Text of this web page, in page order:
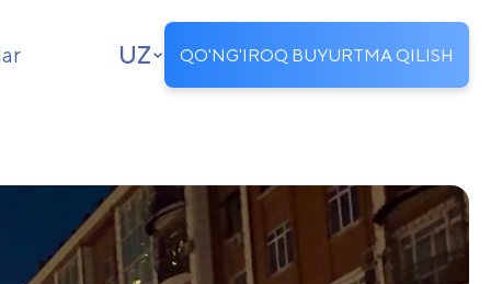
UZ QO'NG'IROQ BUYURTMA QILISH